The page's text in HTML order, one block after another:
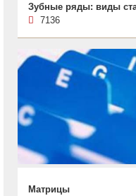
Зубные ряды: виды
7136
Матрицы